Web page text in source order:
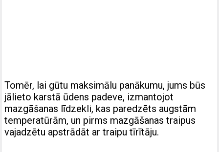
Tomēr, lai gūtu maksimālu panākumu, jums būs
jālieto karstā ūdens padeve, izmantojot
mazgāšanas līdzekli, kas paredzēts augstām
temperatūrām, un pirms mazgāšanas traipus
vajadzētu apstrādāt ar traipu tīrītāju.